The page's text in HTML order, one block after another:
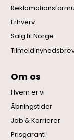
Erhverv
Salg til Norge
Tilmeld
Om os
Hvem er vi
Åbningstider
Job & Karrierer
Prisgaranti